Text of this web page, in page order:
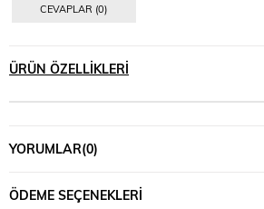
CEVAPLAR (0)
ÜRÜN ÖZELLIKLERI
YORUMLAR(0)
ÖDEME SEÇENEKLERI